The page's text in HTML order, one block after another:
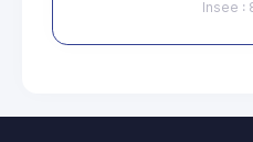
Insee :